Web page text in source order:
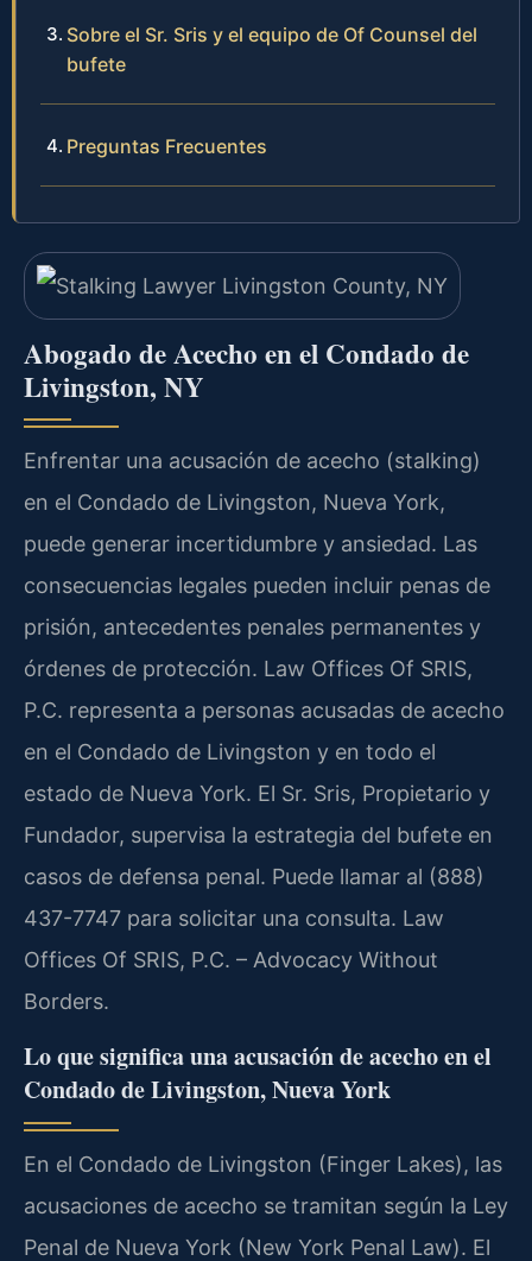
Sobre el Sr. Sris y el equipo de Of Counsel del
bufete
Preguntas Frecuentes
Abogado de Acecho en el Condado de
Livingston, NY
Enfrentar una acusación de acecho (stalking)
en el Condado de Livingston, Nueva York,
puede generar incertidumbre y ansiedad. Las
consecuencias legales pueden incluir penas de
prisión, antecedentes penales permanentes y
órdenes de protección. Law Offices Of SRIS,
P.C. representa a personas acusadas de acecho
en el Condado de Livingston y en todo el
estado de Nueva York. El Sr. Sris, Propietario y
Fundador, supervisa la estrategia del bufete en
casos de defensa penal. Puede llamar al (888)
437-7747 para solicitar una consulta. Law
Offices Of SRIS, P.C. – Advocacy Without
Borders.
Lo que significa una acusación de acecho en el
Condado de Livingston, Nueva York
En el Condado de Livingston (Finger Lakes), las
acusaciones de acecho se tramitan según la Ley
Penal de Nueva York (New York Penal Law). El